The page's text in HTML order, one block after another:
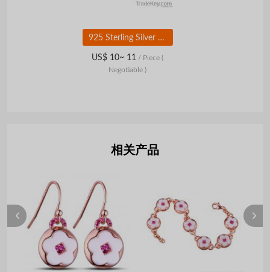
925 Sterling Silver with Ceramic Earrings
US$ 10~ 11 / Piece (
Negotiable )
相关产品